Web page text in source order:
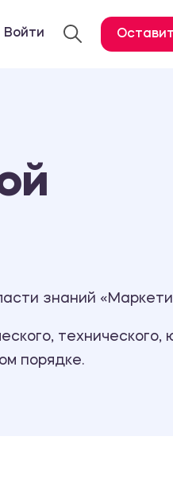
Войти
знаний
технического,
порядке.